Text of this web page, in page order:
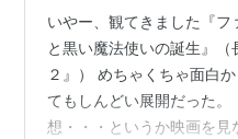
いやー、観てきました『フ
と黒い魔法使いの誕生』
２』） めちゃくちゃ面白
てもしんどい展開だった
想・・・というか映画を見